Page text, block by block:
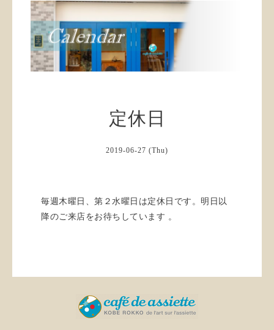
定休日
2019-06-27 (Thu)
毎週木曜日、第２水曜日は定休日です。明日以
降のご来店をお待ちしています 。